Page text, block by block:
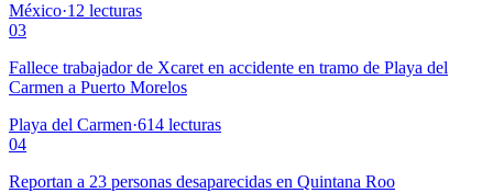
México·12 lecturas
03
Fallece trabajador de Xcaret en accidente en tramo de Playa del
Carmen a Puerto Morelos
Playa del Carmen·614 lecturas
04
Reportan a 23 personas desaparecidas en Quintana Roo